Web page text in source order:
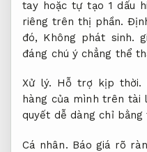
tay hoặc tự tạo 1 dấu
riêng trên thị phần.
đó, Không phát sinh.
đáng chú ý chẳng thể
Xử lý. Hỗ trợ kịp thời.
hàng của mình trên tài
quyết dễ dàng chỉ
Cá nhân. Báo giá rõ